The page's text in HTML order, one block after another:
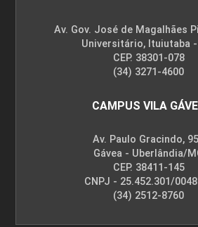
Av. Gov. José de Magalhães
Universitário, Ituiutaba -
CEP. 38301-078
(34) 3271-4600
CAMPUS VILA
Av. Paulo Gracindo,
Gávea - Uberlândia/
CEP. 38411-145
CNPJ - 25.452.301/
(34) 2512-8760